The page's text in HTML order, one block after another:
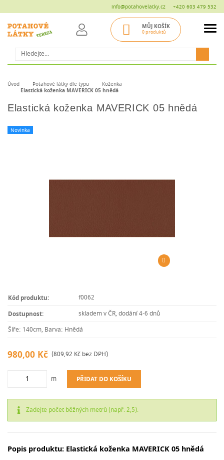
info@potahovelatky.cz +420 603 479 532
Hledat
MŮJ KOŠÍK
0 produktů
Úvod Potahové látky dle typu Koženka
Elastická koženka MAVERICK 05 hnědá
Elastická koženka MAVERICK 05 hnědá
Novinka
Kód produktu: f0062
Dostupnost:
skladem v ČR, dodání 4-6 dnů
Šíře: 140cm, Barva: Hnědá
980,00 Kč (809,92 Kč bez DPH)
m PŘIDAT DO KOŠÍKU
Zadejte počet běžných metrů (např. 2,5).
Popis produktu: Elastická koženka MAVERICK 05 hnědá